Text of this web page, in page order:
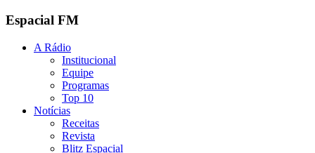
Espacial FM
A Rádio
Institucional
Equipe
Programas
Top 10
Notícias
Receitas
Revista
Blitz Espacial